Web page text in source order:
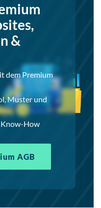
&
dem Premium
Muster und
How
AGB